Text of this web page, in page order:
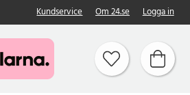
Kundservice Om 24.se Logga in